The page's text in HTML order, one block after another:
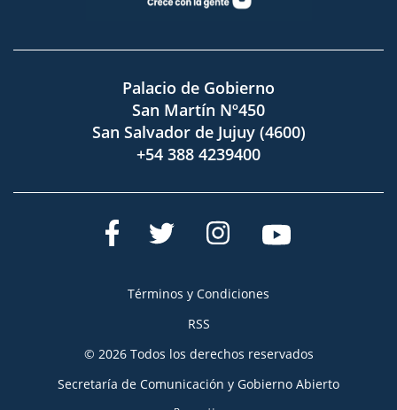
Palacio de Gobierno
San Martín Nº450
San Salvador de Jujuy (4600)
+54 388 4239400
Términos y Condiciones
RSS
© 2026 Todos los derechos reservados
Secretaría de Comunicación y Gobierno Abierto